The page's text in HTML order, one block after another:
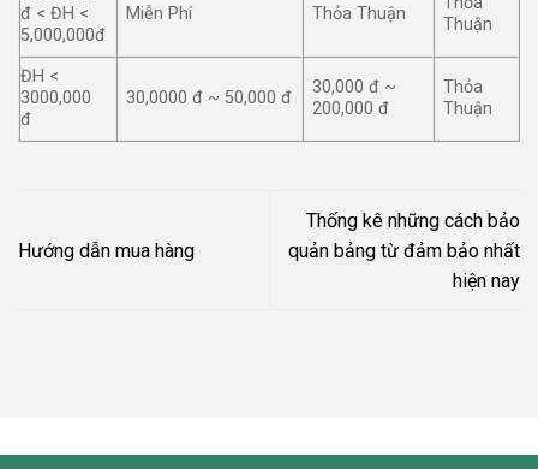
đ < ĐH <
5,000,000đ
Miễn Phí Thỏa Thuận
Thuận
ĐH <
3000,000
đ
30,0000 đ ~ 50,000 đ
30,000 đ ~
200,000 đ
Thỏa
Thuận
Hướng dẫn mua hàng
Thống kê những cách bảo
quản bảng từ đảm bảo nhất
hiện nay